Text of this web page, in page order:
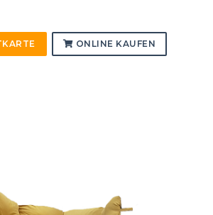
ONLINE KAUFEN